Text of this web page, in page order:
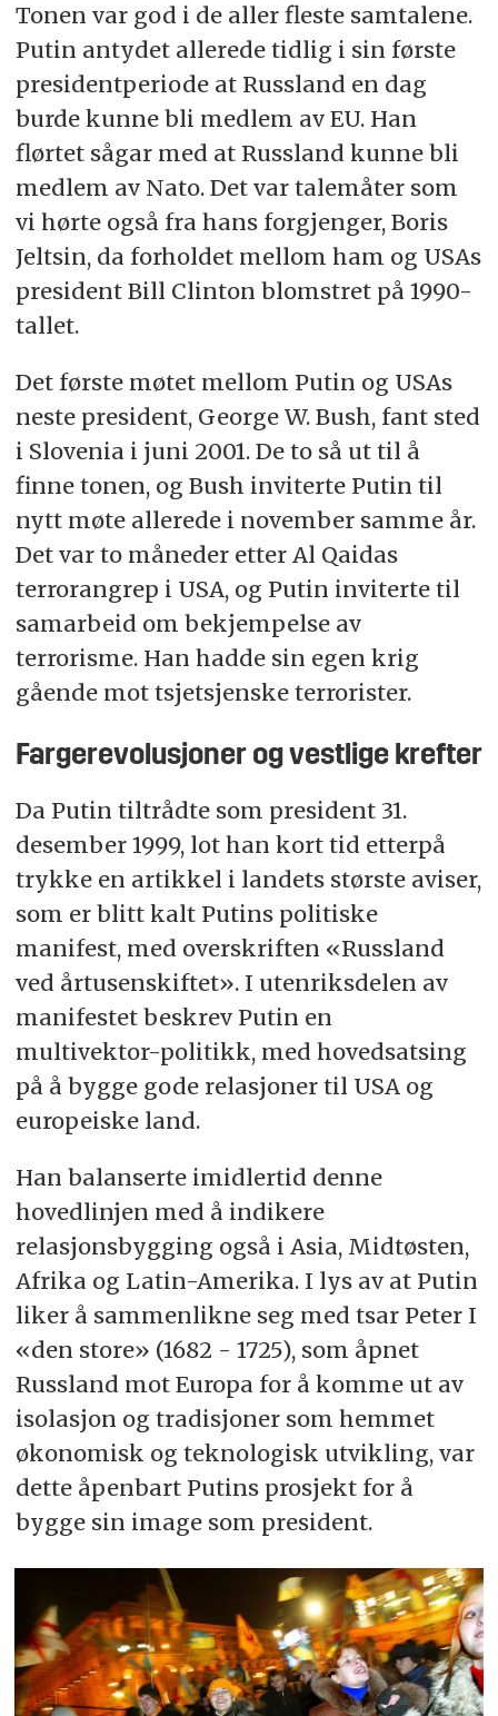
Tonen var god i de aller fleste samtalene.
Putin antydet allerede tidlig i sin første
presidentperiode at Russland en dag
burde kunne bli medlem av EU. Han
flørtet sågar med at Russland kunne bli
medlem av Nato. Det var talemåter som
vi hørte også fra hans forgjenger, Boris
Jeltsin, da forholdet mellom ham og USAs
president Bill Clinton blomstret på 1990-
tallet.
Det første møtet mellom Putin og USAs
neste president, George W. Bush, fant sted
i Slovenia i juni 2001. De to så ut til å
finne tonen, og Bush inviterte Putin til
nytt møte allerede i november samme år.
Det var to måneder etter Al Qaidas
terrorangrep i USA, og Putin inviterte til
samarbeid om bekjempelse av
terrorisme. Han hadde sin egen krig
gående mot tsjetsjenske terrorister.
Fargerevolusjoner og vestlige krefter
Da Putin tiltrådte som president 31.
desember 1999, lot han kort tid etterpå
trykke en artikkel i landets største aviser,
som er blitt kalt Putins politiske
manifest, med overskriften «Russland
ved årtusenskiftet». I utenriksdelen av
manifestet beskrev Putin en
multivektor-politikk, med hovedsatsing
på å bygge gode relasjoner til USA og
europeiske land.
Han balanserte imidlertid denne
hovedlinjen med å indikere
relasjonsbygging også i Asia, Midtøsten,
Afrika og Latin-Amerika. I lys av at Putin
liker å sammenlikne seg med tsar Peter I
«den store» (1682 - 1725), som åpnet
Russland mot Europa for å komme ut av
isolasjon og tradisjoner som hemmet
økonomisk og teknologisk utvikling, var
dette åpenbart Putins prosjekt for å
bygge sin image som president.